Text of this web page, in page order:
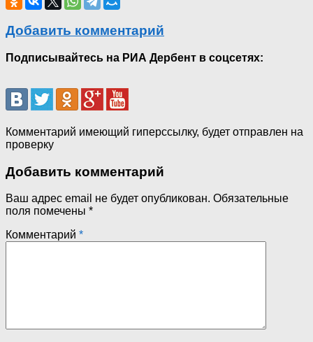
Добавить комментарий
Подписывайтесь на РИА Дербент в соцсетях:
Комментарий имеющий гиперссылку, будет отправлен на
проверку
Добавить комментарий
Ваш адрес email не будет опубликован. Обязательные
поля помечены *
Комментарий *